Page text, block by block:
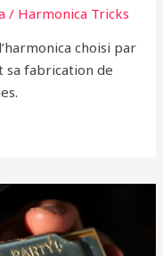
/ Harmonica Tricks
choisi par
sa fabrication de